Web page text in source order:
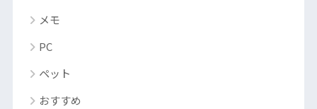
メモ
PC
ペット
おすすめ